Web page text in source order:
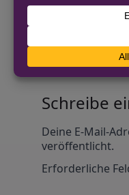
Anonym und
Alle Kommentare
Schreibe
Deine E-Mail-
veröffentlicht.
Erforderliche